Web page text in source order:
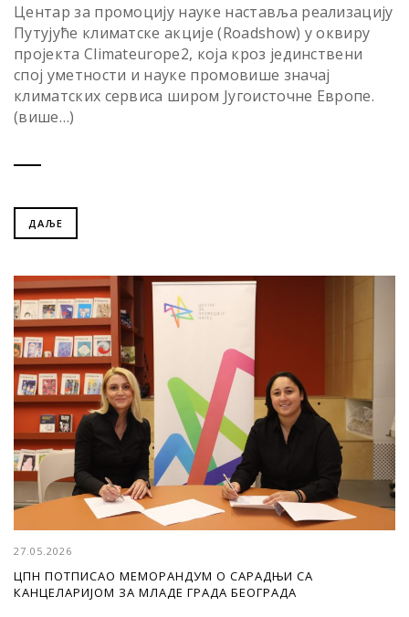
Центар за промоцију науке наставља реализацију
Путујуће климатске акције (Roadshow) у оквиру
пројекта Climateurope2, која кроз јединствени
спој уметности и науке промовише значај
климатских сервиса широм Југоисточне Европе.
(више…)
ДАЉЕ
27.05.2026
ЦПН ПОТПИСАО МЕМОРАНДУМ О САРАДЊИ СА
КАНЦЕЛАРИЈОМ ЗА МЛАДЕ ГРАДА БЕОГРАДА